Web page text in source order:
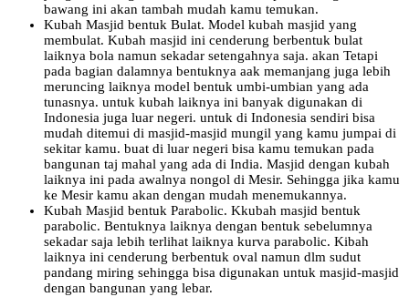
bawang ini akan tambah mudah kamu temukan.
Kubah Masjid bentuk Bulat. Model kubah masjid yang
membulat. Kubah masjid ini cenderung berbentuk bulat
laiknya bola namun sekadar setengahnya saja. akan Tetapi
pada bagian dalamnya bentuknya aak memanjang juga lebih
meruncing laiknya model bentuk umbi-umbian yang ada
tunasnya. untuk kubah laiknya ini banyak digunakan di
Indonesia juga luar negeri. untuk di Indonesia sendiri bisa
mudah ditemui di masjid-masjid mungil yang kamu jumpai di
sekitar kamu. buat di luar negeri bisa kamu temukan pada
bangunan taj mahal yang ada di India. Masjid dengan kubah
laiknya ini pada awalnya nongol di Mesir. Sehingga jika kamu
ke Mesir kamu akan dengan mudah menemukannya.
Kubah Masjid bentuk Parabolic. Kkubah masjid bentuk
parabolic. Bentuknya laiknya dengan bentuk sebelumnya
sekadar saja lebih terlihat laiknya kurva parabolic. Kibah
laiknya ini cenderung berbentuk oval namun dlm sudut
pandang miring sehingga bisa digunakan untuk masjid-masjid
dengan bangunan yang lebar.